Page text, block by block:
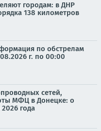
городам: в ДНР
138 километров
по обстрелам
г. по 00:00
сетей,
МФЦ в Донецке: о
2026 года